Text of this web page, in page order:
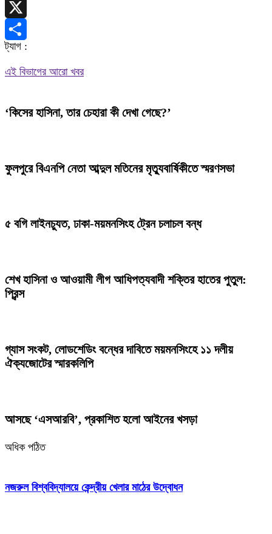
Telegram
X
Share
ট্যাগ :
এই বিভাগের আরো খবর
‘কিসের হাসিনা, তার চেহারা কী দেখা গেছে?’
ফুলপুরে বিএনপি নেতা আব্দুল মতিনের মৃত্যুবার্ষিকীতে স্মরণসভা
৫ বগি লাইনচ্যুত, ঢাকা-ময়মনসিংহ ট্রেন চলাচল বন্ধ
শেখ হাসিনা ও আওয়ামী লীগ আধিপত্যবাদী শক্তির হাতের পুতুল:
প্রিন্স
গ্যাস সংকট, লোডশেডিং বন্ধের দাবিতে ময়মনসিংহে ১১ দলীয়
ঐক্যজোটের স্মারকলিপি
আসছে ‘এসআরবি’, প্রকাশিত হলো আইনের খসড়া
অধিক পঠিত
নজরুল বিশ্ববিদ্যালয়ে কেন্দ্রীয় খেলার মাঠের উদ্বোধন